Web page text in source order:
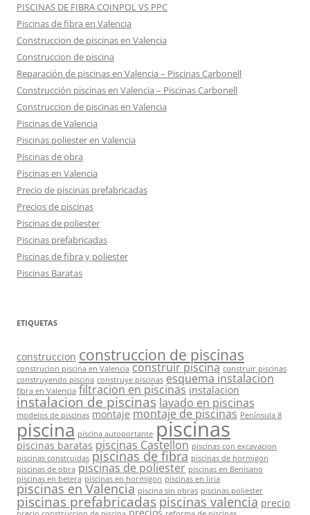
PISCINAS DE FIBRA COINPOL VS PPC
Piscinas de fibra en Valencia
Construccion de piscinas en Valencia
Construccion de piscina
Reparación de piscinas en Valencia – Piscinas Carbonell
Construcción piscinas en Valencia – Piscinas Carbonell
Construccion de piscinas en Valencia
Piscinas de Valencia
Piscinas poliester en Valencia
Piscinas de obra
Piscinas en Valencia
Precio de piscinas prefabricadas
Precios de piscinas
Piscinas de poliester
Piscinas prefabricadas
Piscinas de fibra y poliester
Piscinas Baratas
ETIQUETAS
construccion construccion de piscinas
construcion piscina en Valencia construir piscina construir piscinas
construyendo piscina construye piscinas esquema instalacion
fibra en Valencia filtracion en piscinas instalacion
instalacion de piscinas lavado en piscinas
modelos de piscinas montaje montaje de piscinas Península 8
piscina piscina autoportante piscinas
piscinas baratas piscinas Castellon piscinas con excavacion
piscinas construidas piscinas de fibra piscinas de hormigon
piscinas de obra piscinas de poliester piscinas en Benisano
piscinas en betera piscinas en hormigon piscinas en liria
piscinas en Valencia piscina sin obras piscinas poliester
piscinas prefabricadas piscinas valencia precio